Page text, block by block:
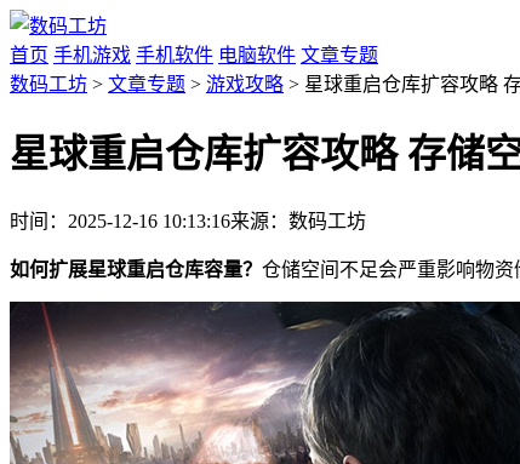
首页 手机游戏 手机软件 电脑软件 文章专题
数码工坊 > 文章专题 > 游戏攻略 > 星球重启仓库扩容攻略
星球重启仓库扩容攻略 存储
时间：2025-12-16 10:13:16来源：数码工坊
如何扩展星球重启仓库容量？ 仓储空间不足会严重影响物